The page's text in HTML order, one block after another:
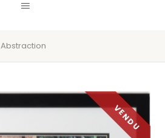
Abstraction